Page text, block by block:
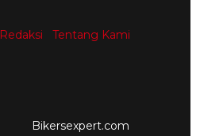
Redaksi
Tentang Kami
Bikersexpert.com